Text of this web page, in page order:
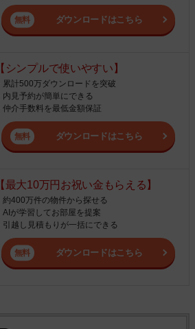
ダウンロードはこちら
【シンプルで使いやすい】
累計500万ダウンロードを突破
内見予約が簡単にできる
仲介手数料を最低金額保証
ダウンロードはこちら
【最大10万円お祝い金もらえる】
約400万件の物件から探せる
AIが学習してお部屋を提案
引越し見積もりが一括にできる
ダウンロードはこちら